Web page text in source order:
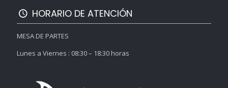
HORARIO DE ATENCIÓN
MESA DE PARTES
Lunes a Viernes : 08:30 – 18:30 horas